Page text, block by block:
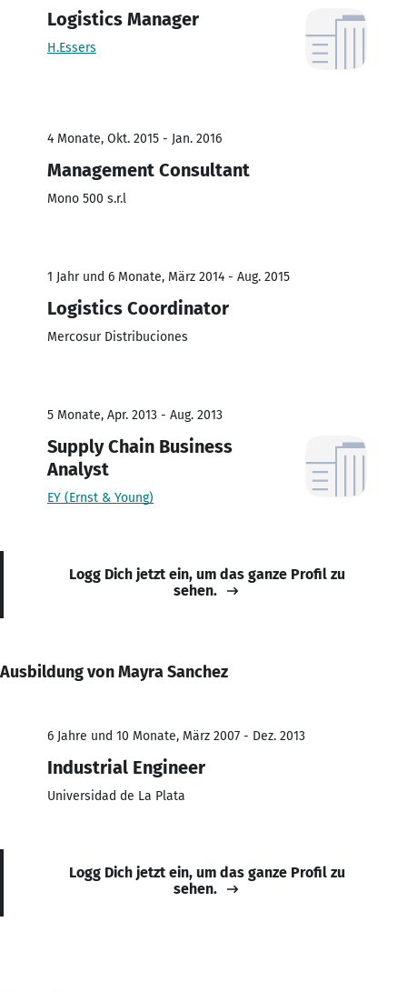
Logistics Manager
H.Essers
4 Monate, Okt. 2015 - Jan. 2016
Management Consultant
Mono 500 s.r.l
1 Jahr und 6 Monate, März 2014 - Aug. 2015
Logistics Coordinator
Mercosur Distribuciones
5 Monate, Apr. 2013 - Aug. 2013
Supply Chain Business
Analyst
EY (Ernst & Young)
Logg Dich jetzt ein, um das ganze Profil zu
sehen.
Ausbildung von Mayra Sanchez
6 Jahre und 10 Monate, März 2007 - Dez. 2013
Industrial Engineer
Universidad de La Plata
Logg Dich jetzt ein, um das ganze Profil zu
sehen.